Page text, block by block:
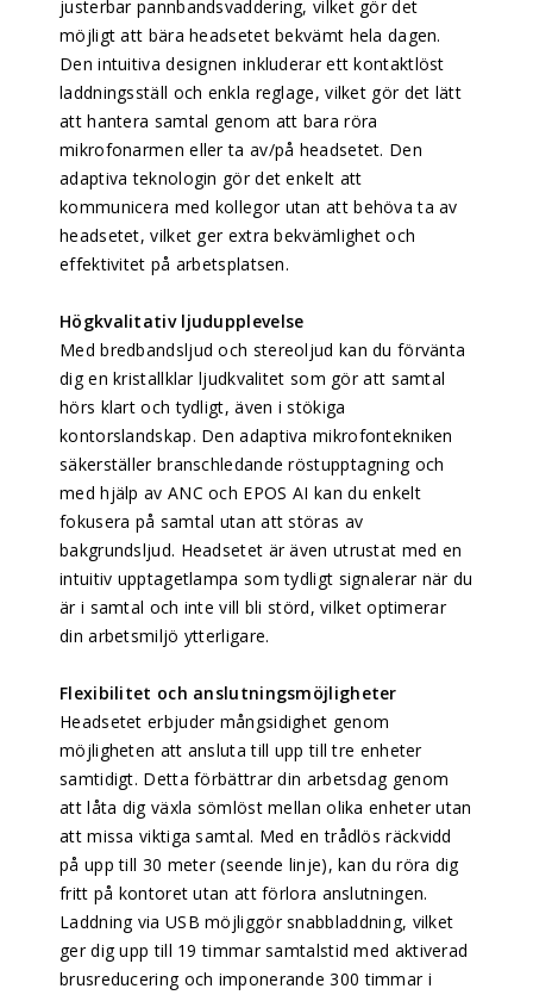
justerbar pannbandsvaddering, vilket gör det
möjligt att bära headsetet bekvämt hela dagen.
Den intuitiva designen inkluderar ett kontaktlöst
laddningsställ och enkla reglage, vilket gör det lätt
att hantera samtal genom att bara röra
mikrofonarmen eller ta av/på headsetet. Den
adaptiva teknologin gör det enkelt att
kommunicera med kollegor utan att behöva ta av
headsetet, vilket ger extra bekvämlighet och
effektivitet på arbetsplatsen.
Högkvalitativ ljudupplevelse
Med bredbandsljud och stereoljud kan du förvänta
dig en kristallklar ljudkvalitet som gör att samtal
hörs klart och tydligt, även i stökiga
kontorslandskap. Den adaptiva mikrofontekniken
säkerställer branschledande röstupptagning och
med hjälp av ANC och EPOS AI kan du enkelt
fokusera på samtal utan att störas av
bakgrundsljud. Headsetet är även utrustat med en
intuitiv upptagetlampa som tydligt signalerar när du
är i samtal och inte vill bli störd, vilket optimerar
din arbetsmiljö ytterligare.
Flexibilitet och anslutningsmöjligheter
Headsetet erbjuder mångsidighet genom
möjligheten att ansluta till upp till tre enheter
samtidigt. Detta förbättrar din arbetsdag genom
att låta dig växla sömlöst mellan olika enheter utan
att missa viktiga samtal. Med en trådlös räckvidd
på upp till 30 meter (seende linje), kan du röra dig
fritt på kontoret utan att förlora anslutningen.
Laddning via USB möjliggör snabbladdning, vilket
ger dig upp till 19 timmar samtalstid med aktiverad
brusreducering och imponerande 300 timmar i